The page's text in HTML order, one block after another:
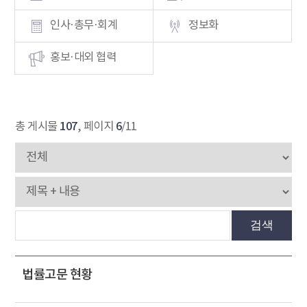
인사·총무·회계 정보화
홍보·대외 협력
총 게시물 107, 페이지 6/11
검색
법률고문 현황